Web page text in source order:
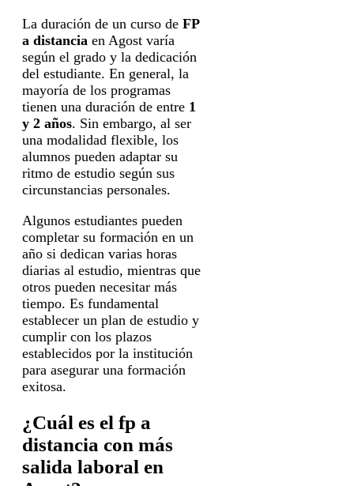
La duración de un curso de FP
a distancia en Agost varía
según el grado y la dedicación
del estudiante. En general, la
mayoría de los programas
tienen una duración de entre 1
y 2 años. Sin embargo, al ser
una modalidad flexible, los
alumnos pueden adaptar su
ritmo de estudio según sus
circunstancias personales.
Algunos estudiantes pueden
completar su formación en un
año si dedican varias horas
diarias al estudio, mientras que
otros pueden necesitar más
tiempo. Es fundamental
establecer un plan de estudio y
cumplir con los plazos
establecidos por la institución
para asegurar una formación
exitosa.
¿Cuál es el fp a
distancia con más
salida laboral en